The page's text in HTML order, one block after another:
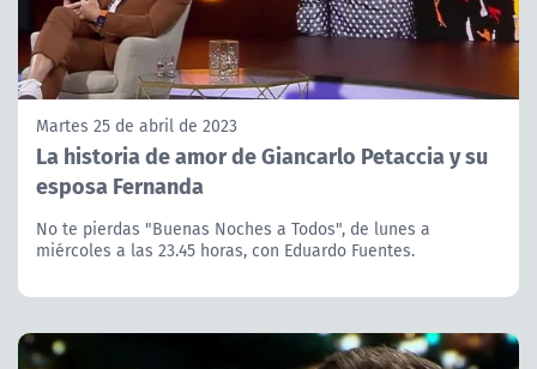
Martes 25 de abril de 2023
La historia de amor de Giancarlo Petaccia y su
esposa Fernanda
No te pierdas "Buenas Noches a Todos", de lunes a
miércoles a las 23.45 horas, con Eduardo Fuentes.